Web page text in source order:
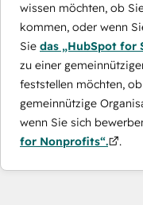
wissen möchten, ob
kommen, oder wenn
Sie das „HubSpot for
zu einer
feststellen möchten,
gemeinnützige
wenn Sie sich
for Nonprofits“.
.